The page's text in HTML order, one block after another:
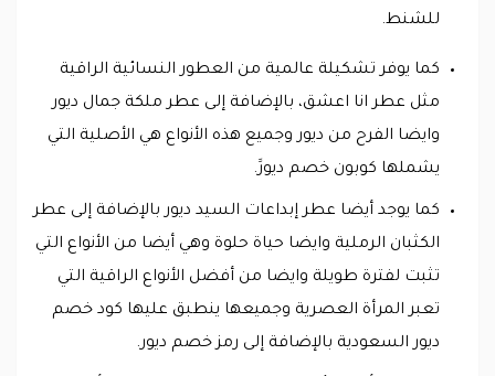
للشنط.
كما يوفر تشكيلة عالمية من العطور النسائية الراقية
مثل عطر انا اعشق، بالإضافة إلى عطر ملكة جمال ديور
وايضا الفرح من ديور وجميع هذه الأنواع هي الأصلية التي
يشملها كوبون خصم ديورََ.
كما يوجد أيضا عطر إبداعات السيد ديور بالإضافة إلى عطر
الكثبان الرملية وايضا حياة حلوة وهي أيضا من الأنواع التي
تثبت لفترة طويلة وايضا من أفضل الأنواع الراقية التي
تعبر المرأة العصرية وجميعها ينطبق عليها كود خصم
ديور السعودية بالإضافة إلى رمز خصم ديور.